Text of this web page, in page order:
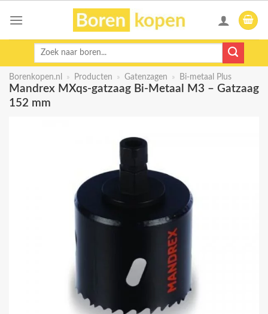
Zoeken
Borenkopen.nl » Producten » Gatenzagen » Bi-metaal Plus
Mandrex MXqs-gatzaag Bi-Metaal M3 – Gatzaag
152 mm